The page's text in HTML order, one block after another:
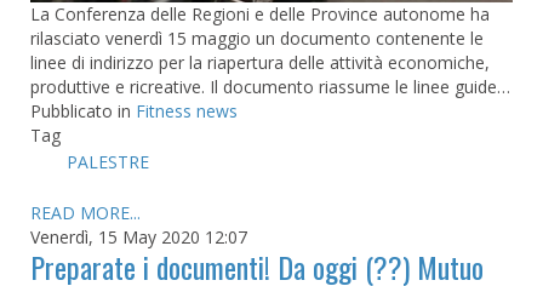
La Conferenza delle Regioni e delle Province autonome ha
rilasciato venerdì 15 maggio un documento contenente le
linee di indirizzo per la riapertura delle attività economiche,
produttive e ricreative. Il documento riassume le linee guide…
Pubblicato in Fitness news
Tag
PALESTRE
READ MORE...
Venerdì, 15 May 2020 12:07
Preparate i documenti! Da oggi (??) Mutuo